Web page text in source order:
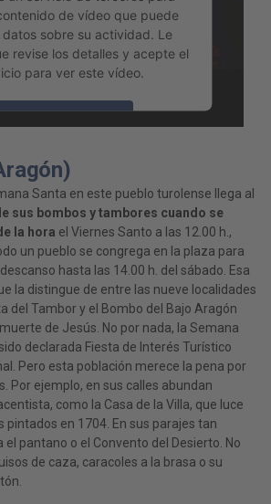
de vídeo que puede
sobre su actividad. Le
revise los detalles y acepte el
para ver este vídeo.
Aceptar
byUsercentrics Consent
Platform
Santa en este pueblo turolense llega al
sus bombos y tambores cuando se
la hora el Viernes Santo a las 12.00 h.,
un pueblo se congrega en la plaza para
hasta las 14.00 h. del sábado. Esa
la distingue de entre las nueve localidades
del Tambor y el Bombo del Bajo Aragón
de Jesús. No por nada, la Semana
declarada Fiesta de Interés Turístico
Pero esta población merece la pena por
Por ejemplo, en sus calles abundan
como la Casa de la Villa, que luce
pintados en 1704. En sus parajes tan
pantano o el Convento del Desierto. No
de caza, caracoles a la brasa o su